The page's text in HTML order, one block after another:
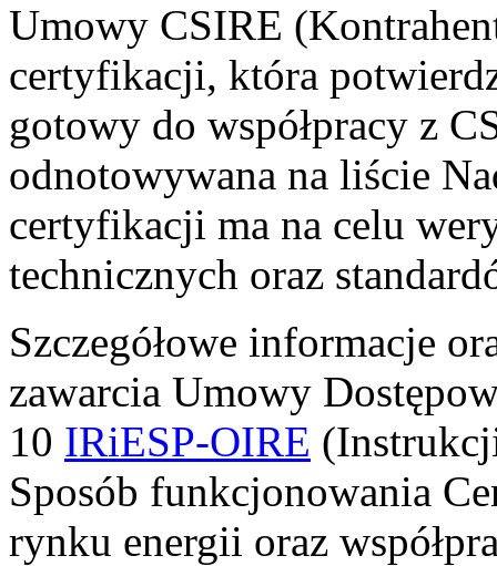
Umowy CSIRE
certyfikacji, która
gotowy do współpracy z
odnotowywana na liście
certyfikacji ma na celu
technicznych oraz
Szczegółowe informacje
zawarcia Umowy
10 IRiESP-OIRE
Sposób funkcjonowania
rynku energii oraz